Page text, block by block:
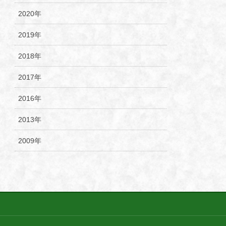
2020年
2019年
2018年
2017年
2016年
2013年
2009年